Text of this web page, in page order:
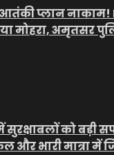
प्लान नाकाम!
मोहरा, अमृतसर
को बड़ी
और भारी मात्रा में